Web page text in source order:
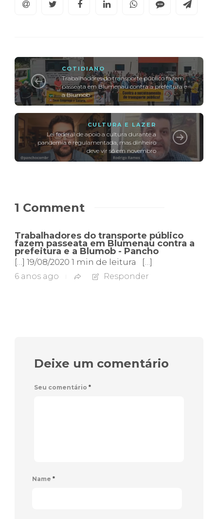
COTIDIANO
Trabalhadores do transporte público fazem
passeata em Blumenau contra a prefeitura e
a Blumob
CULTURA E LAZER
Lei federal de apoio a cultura durante a
pandemia é regulamentada, mas dinheiro
deve vir só em novembro
1 Comment
Trabalhadores do transporte público
fazem passeata em Blumenau contra a
prefeitura e a Blumob - Pancho
[…] 19/08/2020 1 min de leitura […]
6 anos ago Responder
Deixe um comentário
Seu comentário *
Name *